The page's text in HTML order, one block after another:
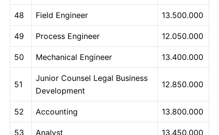
48 Field Engineer 13.500.000
49 Process Engineer 12.050.000
50 Mechanical Engineer 13.400.000
51
Junior Counsel Legal Business
Development
12.850.000
52 Accounting 13.800.000
53 Analyst 13.450.000